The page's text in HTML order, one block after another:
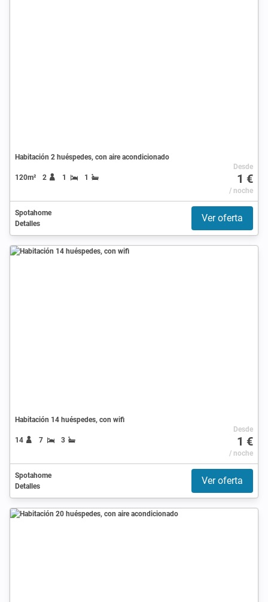
Habitación 2 huéspedes, con aire acondicionado
120m² 2 1 1
Desde
1 €
/ noche
Spotahome
Detalles
Ver oferta
Habitación 14 huéspedes, con wifi
14 7 3
Desde
1 €
/ noche
Spotahome
Detalles
Ver oferta